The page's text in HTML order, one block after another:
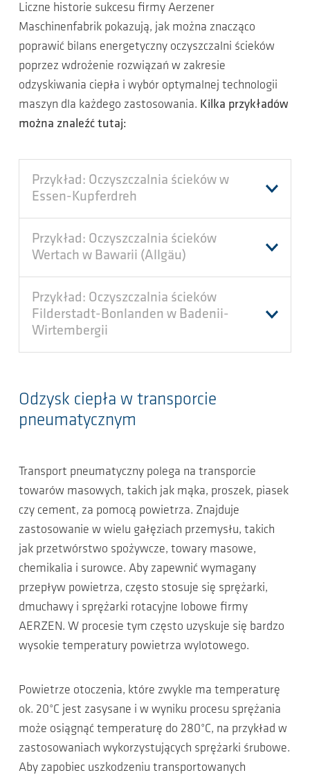
Liczne historie sukcesu firmy Aerzener
Maschinenfabrik pokazują, jak można znacząco
poprawić bilans energetyczny oczyszczalni ścieków
poprzez wdrożenie rozwiązań w zakresie
odzyskiwania ciepła i wybór optymalnej technologii
maszyn dla każdego zastosowania. Kilka przykładów
można znaleźć tutaj:
Przykład: Oczyszczalnia ścieków w
Essen-Kupferdreh
Przykład: Oczyszczalnia ścieków
Wertach w Bawarii (Allgäu)
Przykład: Oczyszczalnia ścieków
Filderstadt-Bonlanden w Badenii-
Wirtembergii
Odzysk ciepła w transporcie
pneumatycznym
Transport pneumatyczny polega na transporcie
towarów masowych, takich jak mąka, proszek, piasek
czy cement, za pomocą powietrza. Znajduje
zastosowanie w wielu gałęziach przemysłu, takich
jak przetwórstwo spożywcze, towary masowe,
chemikalia i surowce. Aby zapewnić wymagany
przepływ powietrza, często stosuje się sprężarki,
dmuchawy i sprężarki rotacyjne lobowe firmy
AERZEN. W procesie tym często uzyskuje się bardzo
wysokie temperatury powietrza wylotowego.
Powietrze otoczenia, które zwykle ma temperaturę
ok. 20°C jest zasysane i w wyniku procesu sprężania
może osiągnąć temperaturę do 280°C, na przykład w
zastosowaniach wykorzystujących sprężarki śrubowe.
Aby zapobiec uszkodzeniu transportowanych